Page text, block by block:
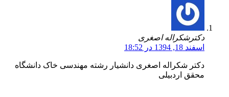
دکترشکراله اصغری
اسفند 18, 1394 در 18:52
دکتر شکراله اصغری دانشیار رشته مهندسی خاک دانشگاه
محقق اردبیلی